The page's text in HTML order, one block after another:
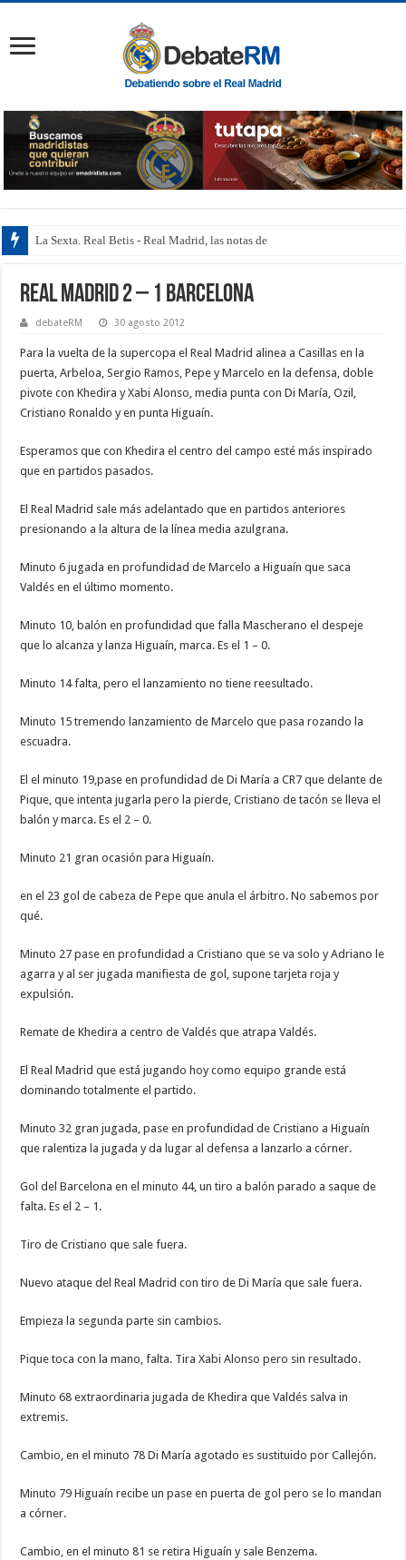
La Sexta. Real Betis - Real Madrid, las notas de los jug
Real Madrid 2 – 1 Barcelona
debateRM 30 agosto 2012
Para la vuelta de la supercopa el Real Madrid alinea a Casillas en la
puerta, Arbeloa, Sergio Ramos, Pepe y Marcelo en la defensa, doble
pivote con Khedira y Xabi Alonso, media punta con Di María, Ozil,
Cristiano Ronaldo y en punta Higuaín.
Esperamos que con Khedira el centro del campo esté más inspirado
que en partidos pasados.
El Real Madrid sale más adelantado que en partidos anteriores
presionando a la altura de la línea media azulgrana.
Minuto 6 jugada en profundidad de Marcelo a Higuaín que saca
Valdés en el último momento.
Minuto 10, balón en profundidad que falla Mascherano el despeje
que lo alcanza y lanza Higuaín, marca. Es el 1 – 0.
Minuto 14 falta, pero el lanzamiento no tiene reesultado.
Minuto 15 tremendo lanzamiento de Marcelo que pasa rozando la
escuadra.
El el minuto 19,pase en profundidad de Di María a CR7 que delante de
Pique, que intenta jugarla pero la pierde, Cristiano de tacón se lleva el
balón y marca. Es el 2 – 0.
Minuto 21 gran ocasión para Higuaín.
en el 23 gol de cabeza de Pepe que anula el árbitro. No sabemos por
qué.
Minuto 27 pase en profundidad a Cristiano que se va solo y Adriano le
agarra y al ser jugada manifiesta de gol, supone tarjeta roja y
expulsión.
Remate de Khedira a centro de Valdés que atrapa Valdés.
El Real Madrid que está jugando hoy como equipo grande está
dominando totalmente el partido.
Minuto 32 gran jugada, pase en profundidad de Cristiano a Higuaín
que ralentiza la jugada y da lugar al defensa a lanzarlo a córner.
Gol del Barcelona en el minuto 44, un tiro a balón parado a saque de
falta. Es el 2 – 1.
Tiro de Cristiano que sale fuera.
Nuevo ataque del Real Madrid con tiro de Di María que sale fuera.
Empieza la segunda parte sin cambios.
Pique toca con la mano, falta. Tira Xabi Alonso pero sin resultado.
Minuto 68 extraordinaria jugada de Khedira que Valdés salva in
extremis.
Cambio, en el minuto 78 Di María agotado es sustituido por Callejón.
Minuto 79 Higuaín recibe un pase en puerta de gol pero se lo mandan
a córner.
Cambio, en el minuto 81 se retira Higuaín y sale Benzema.